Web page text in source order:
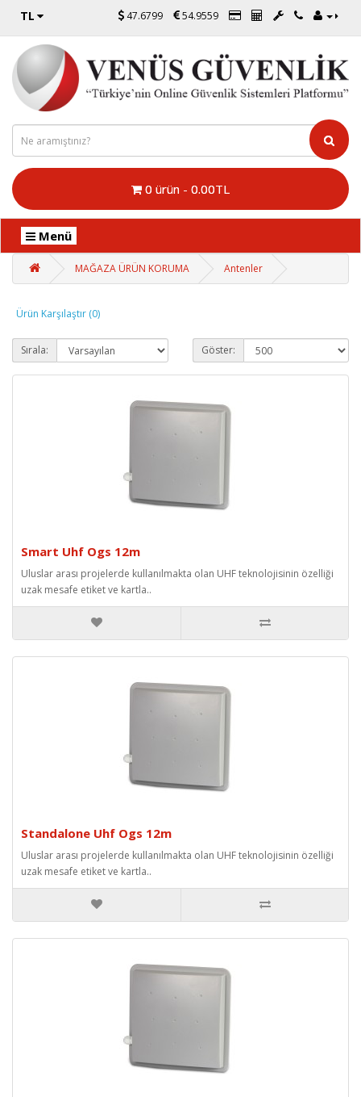
TL 47.6799 54.9559
0 ürün - 0.00TL
Menü
MAĞAZA ÜRÜN KORUMA Antenler
Ürün Karşılaştır (0)
Sırala: Göster:
Smart Uhf Ogs 12m
Uluslar arası projelerde kullanılmakta olan UHF teknolojisinin özelliği
uzak mesafe etiket ve kartla..
Standalone Uhf Ogs 12m
Uluslar arası projelerde kullanılmakta olan UHF teknolojisinin özelliği
uzak mesafe etiket ve kartla..